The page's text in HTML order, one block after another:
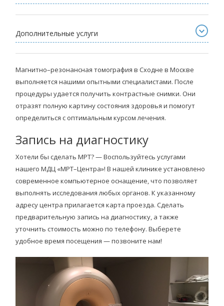
Дополнительные услуги
Магнитно–резонансная томография в Сходне в Москве
выполняется нашими опытными специалистами. После
процедуры удается получить контрастные снимки. Они
отразят полную картину состояния здоровья и помогут
определиться с оптимальным курсом лечения.
Запись на диагностику
Хотели бы сделать МРТ? — Воспользуйтесь услугами
нашего МДЦ «МРТ–Центра»! В нашей клинике установлено
современное компьютерное оснащение, что позволяет
выполнять исследования любых органов. К указанному
адресу центра прилагается карта проезда. Сделать
предварительную запись на диагностику, а также
уточнить стоимость можно по телефону. Выберете
удобное время посещения — позвоните нам!